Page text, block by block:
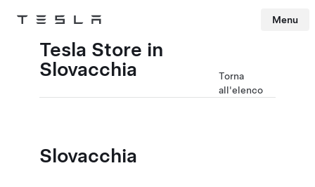
Tesla Menu
Tesla Store in
Slovacchia
Torna
all'elenco
Slovacchia